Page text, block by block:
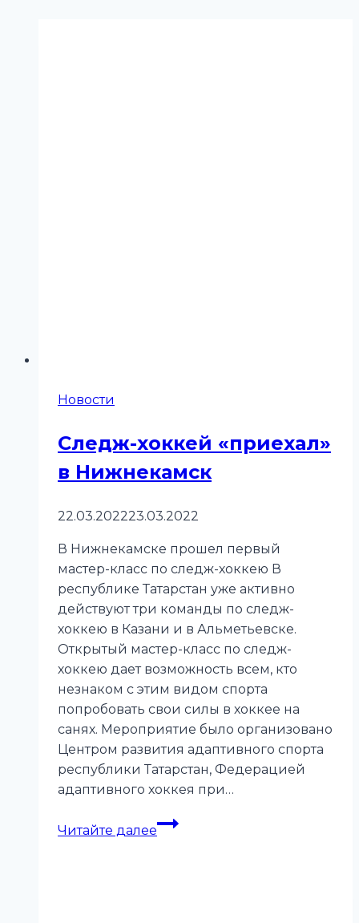
Новости
Следж-хоккей «приехал»
в Нижнекамск
22.03.202223.03.2022
В Нижнекамске прошел первый
мастер-класс по следж-хоккею В
республике Татарстан уже активно
действуют три команды по следж-
хоккею в Казани и в Альметьевске.
Открытый мастер-класс по следж-
хоккею дает возможность всем, кто
незнаком с этим видом спорта
попробовать свои силы в хоккее на
санях. Мероприятие было организовано
Центром развития адаптивного спорта
республики Татарстан, Федерацией
адаптивного хоккея при…
Читайте далее
Следж-
хоккей